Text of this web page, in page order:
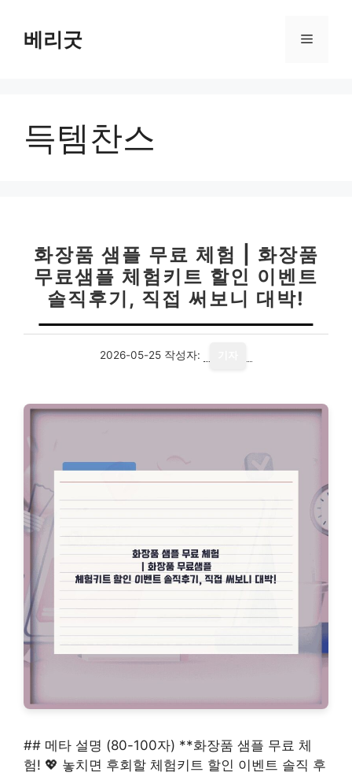
베리굿 메
득템찬스
화장품 샘플 무료 체험 | 화장품
무료샘플 체험키트 할인 이벤트
솔직후기, 직접 써보니 대박!
2026-05-25 작성자:
## 메타 설명 (80-100자) **화장품 샘플 무료 체
험! 💖 놓치면 후회할 체험키트 할인 이벤트 솔직 후